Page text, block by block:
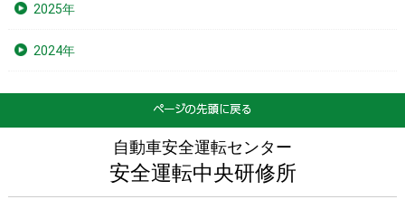
2025年
2024年
自動車安全運転センター
安全運転中央研修所